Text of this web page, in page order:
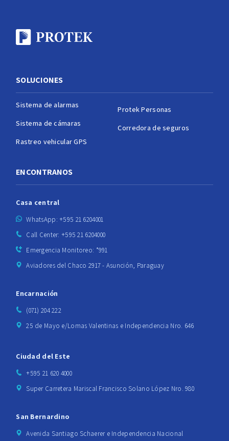
SOLUCIONES
Sistema de alarmas
Sistema de cámaras
Rastreo vehicular GPS
Protek Personas
Corredora de seguros
ENCONTRANOS
Casa central
WhatsApp: +595 21 6204001
Call Center: +595 21 6204000
Emergencia Monitoreo: *991
Aviadores del Chaco 2917 - Asunción, Paraguay
Encarnación
(071) 204 222
25 de Mayo e/Lomas Valentinas e Independencia Nro. 646
Ciudad del Este
+595 21 620 4000
Super Carretera Mariscal Francisco Solano López Nro. 980
San Bernardino
Avenida Santiago Schaerer e Independencia Nacional